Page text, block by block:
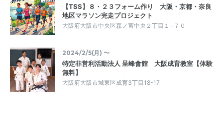
【TSS】８・２３フォーム作り 大阪・京都・奈良
地区マラソン完走プロジェクト
大阪府大阪市中央区森ノ宮中央２丁目１−７０
2024/2/5(月) 〜
特定非営利活動法人 呈峰會館 大阪成育教室【体験
無料】
大阪府大阪市城東区成育3丁目18-17